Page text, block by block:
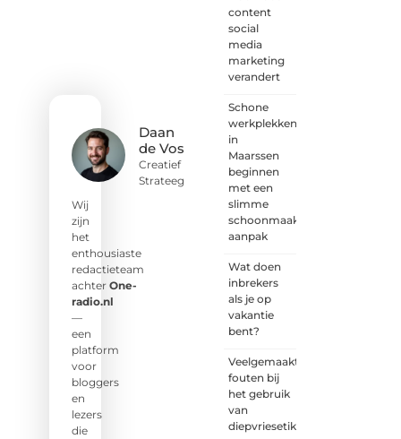
Daan
de Vos
Creatief
Strateeg
Wij
zijn
het
enthousiaste
redactieteam
achter One-
radio.nl
—
een
platform
voor
bloggers
en
lezers
die
content
social
media
marketing
verandert
Schone
werkplekken
in
Maarssen
beginnen
met een
slimme
schoonmaak
aanpak
Wat doen
inbrekers
als je op
vakantie
bent?
Veelgemaakte
fouten bij
het gebruik
van
diepvriesetiketten